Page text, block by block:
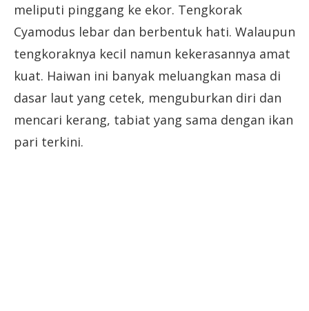
meliputi pinggang ke ekor. Tengkorak
Cyamodus lebar dan berbentuk hati. Walaupun
tengkoraknya kecil namun kekerasannya amat
kuat. Haiwan ini banyak meluangkan masa di
dasar laut yang cetek, menguburkan diri dan
mencari kerang, tabiat yang sama dengan ikan
pari terkini.